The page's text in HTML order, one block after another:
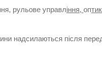
рульове управління, оп
надсилаються після